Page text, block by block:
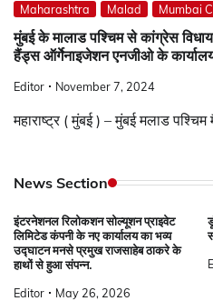
Maharashtra Malad Mumbai
मुंबई के मालाड पश्चिम से कांग्रेस
हैंड्स ऑर्गेनाइजेशन एनजीओ के
Editor November 7, 2024
महाराष्ट्र ( मुंबई ) – मुंबई मलाड
News Section
इंटरनेशनल रिलोकशन सोल्यूशन प्राइवेट
लिमिटेड कंपनी के नए कार्यालय का भव्य
उद्घाटन मनसे प्रमुख राजसाहेब ठाकरे के
हाथों से हुआ संपन्न.
Editor May 26, 2026